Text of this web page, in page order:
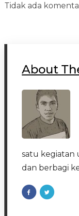
Tidak ada
About
satu kegiatan
dan berbagi